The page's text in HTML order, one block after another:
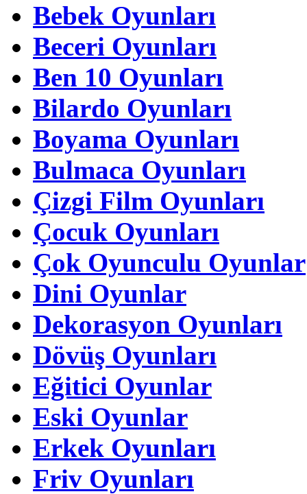
Bebek Oyunları
Beceri Oyunları
Ben 10 Oyunları
Bilardo Oyunları
Boyama Oyunları
Bulmaca Oyunları
Çizgi Film Oyunları
Çocuk Oyunları
Çok Oyunculu Oyunlar
Dini Oyunlar
Dekorasyon Oyunları
Dövüş Oyunları
Eğitici Oyunlar
Eski Oyunlar
Erkek Oyunları
Friv Oyunları